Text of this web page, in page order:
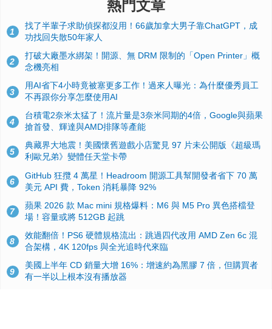
熱門文章
1
找了半輩子求助偵探都沒用！66歲加拿大男子靠ChatGPT，成
功找回失散50年家人
2
打破大廠墨水綁架！開源、無 DRM 限制的「Open Printer」概
念機亮相
3
用AI省下4小時竟被塞更多工作！過來人曝光：為什麼優秀員工
不再跟你分享怎麼使用AI
4
台積電2奈米太猛了！流片量是3奈米同期的4倍，Google與蘋果
搶首發、輝達與AMD排隊等產能
5
典藏界大地震！美國懷舊遊戲小店驚見 97 片未公開版《超級瑪
利歐兄弟》變體任天堂卡帶
6
GitHub 狂攬 4 萬星！Headroom 開源工具幫開發者省下 70 萬
美元 API 費，Token 消耗暴降 92%
7
蘋果 2026 款 Mac mini 規格爆料：M6 與 M5 Pro 異色搭檔登
場！容量或將 512GB 起跳
8
效能翻倍！PS6 硬體規格流出：跳過四代改用 AMD Zen 6c 混
合架構，4K 120fps 與全光追時代來臨
9
美國上半年 CD 銷量大增 16%：增速約為黑膠 7 倍，但購買者
有一半以上根本沒有播放器